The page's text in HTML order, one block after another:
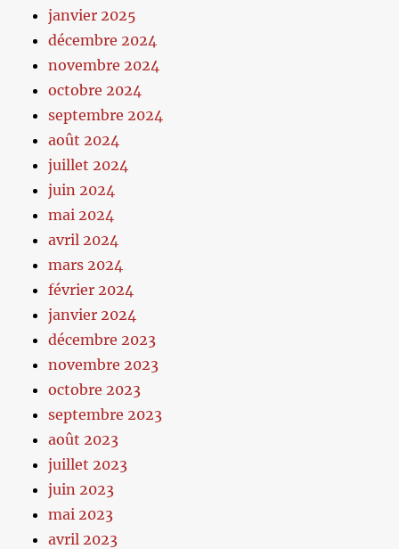
janvier 2025
décembre 2024
novembre 2024
octobre 2024
septembre 2024
août 2024
juillet 2024
juin 2024
mai 2024
avril 2024
mars 2024
février 2024
janvier 2024
décembre 2023
novembre 2023
octobre 2023
septembre 2023
août 2023
juillet 2023
juin 2023
mai 2023
avril 2023